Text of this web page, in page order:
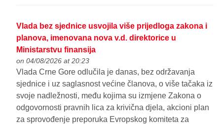
Vlada bez sjednice usvojila više prijedloga zakona i
planova, imenovana nova v.d. direktorice u
Ministarstvu finansija
on 04/08/2026 at 20:23
Vlada Crne Gore odlučila je danas, bez održavanja
sjednice i uz saglasnost većine članova, o više tačaka iz
svoje nadležnosti, među kojima su izmjene Zakona o
odgovornosti pravnih lica za krivična djela, akcioni plan
za sprovođenje preporuka Evropskog komiteta za